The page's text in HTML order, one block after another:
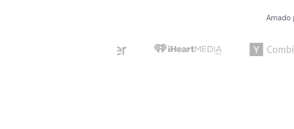
Amado